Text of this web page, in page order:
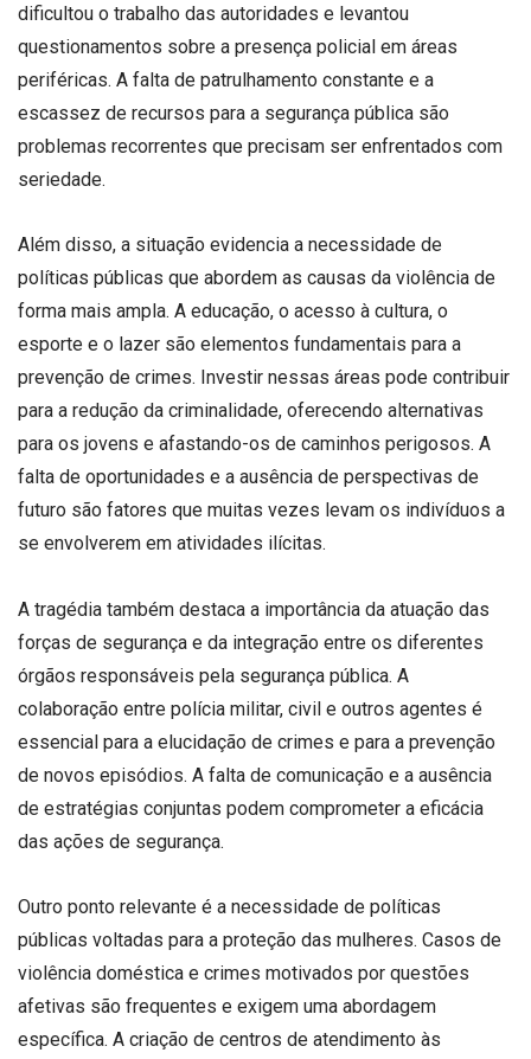
dificultou o trabalho das autoridades e levantou
questionamentos sobre a presença policial em áreas
periféricas. A falta de patrulhamento constante e a
escassez de recursos para a segurança pública são
problemas recorrentes que precisam ser enfrentados com
seriedade.
Além disso, a situação evidencia a necessidade de
políticas públicas que abordem as causas da violência de
forma mais ampla. A educação, o acesso à cultura, o
esporte e o lazer são elementos fundamentais para a
prevenção de crimes. Investir nessas áreas pode contribuir
para a redução da criminalidade, oferecendo alternativas
para os jovens e afastando-os de caminhos perigosos. A
falta de oportunidades e a ausência de perspectivas de
futuro são fatores que muitas vezes levam os indivíduos a
se envolverem em atividades ilícitas.
A tragédia também destaca a importância da atuação das
forças de segurança e da integração entre os diferentes
órgãos responsáveis pela segurança pública. A
colaboração entre polícia militar, civil e outros agentes é
essencial para a elucidação de crimes e para a prevenção
de novos episódios. A falta de comunicação e a ausência
de estratégias conjuntas podem comprometer a eficácia
das ações de segurança.
Outro ponto relevante é a necessidade de políticas
públicas voltadas para a proteção das mulheres. Casos de
violência doméstica e crimes motivados por questões
afetivas são frequentes e exigem uma abordagem
específica. A criação de centros de atendimento às